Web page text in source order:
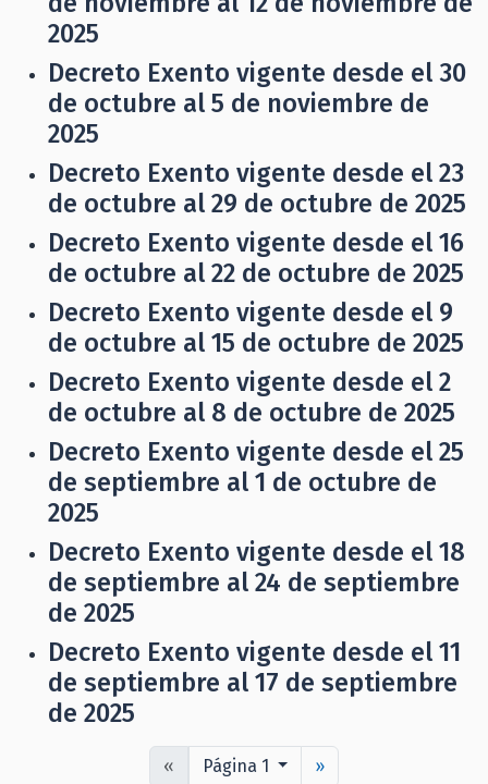
2025
Decreto Exento vigente desde el 30
de octubre al 5 de noviembre de
2025
Decreto Exento vigente desde el 23
de octubre al 29 de octubre de 2025
Decreto Exento vigente desde el 16
de octubre al 22 de octubre de 2025
Decreto Exento vigente desde el 9
de octubre al 15 de octubre de 2025
Decreto Exento vigente desde el 2
de octubre al 8 de octubre de 2025
Decreto Exento vigente desde el 25
de septiembre al 1 de octubre de
2025
Decreto Exento vigente desde el 18
de septiembre al 24 de septiembre
de 2025
Decreto Exento vigente desde el 11
de septiembre al 17 de septiembre
de 2025
« Página 1 »